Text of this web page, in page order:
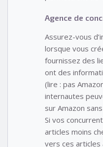
Agence de
Assurez-vous
lorsque vous
fournissez des
ont des
(lire : pas
internautes
sur Amazon
Si vos
articles moins
vers ces articles